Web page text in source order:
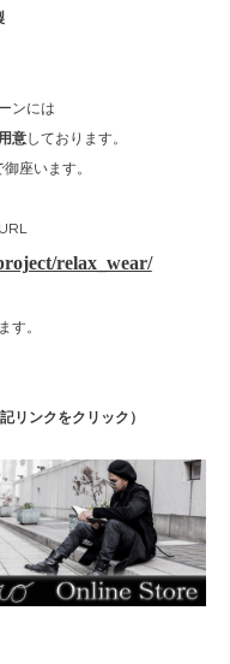
ンには
意しております。
座います。
relax_wear/
す。
リンクをクリック）